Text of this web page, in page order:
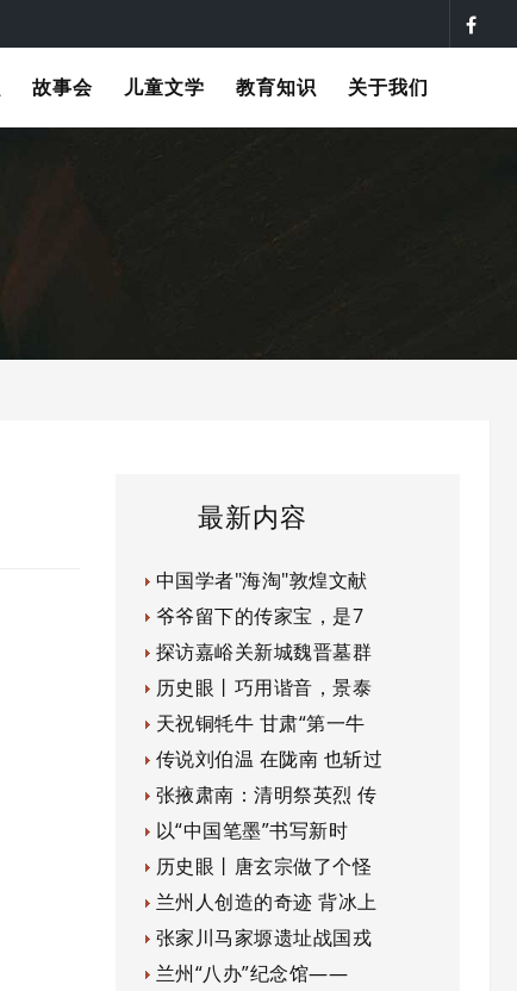
故事会 儿童文学 教育知识 关于我们
最新内容
中国学者"海淘"敦煌文献
爷爷留下的传家宝，是7
探访嘉峪关新城魏晋墓群
历史眼丨巧用谐音，景泰
天祝铜牦牛 甘肃“第一牛
传说刘伯温 在陇南 也斩过
张掖肃南：清明祭英烈 传
以“中国笔墨”书写新时
历史眼丨唐玄宗做了个怪
兰州人创造的奇迹 背冰上
张家川马家塬遗址战国戎
兰州“八办”纪念馆——